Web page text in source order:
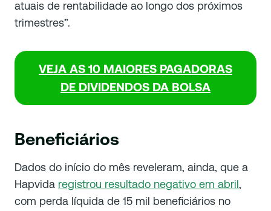
atuais de rentabilidade ao longo dos próximos
trimestres”.
VEJA AS 10 MAIORES PAGADORAS
DE DIVIDENDOS DA BOLSA
Beneficiários
Dados do início do mês reveleram, ainda, que a
Hapvida registrou resultado negativo em abril,
com perda líquida de 15 mil beneficiários no